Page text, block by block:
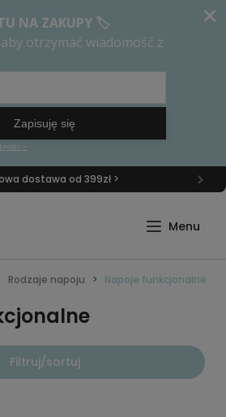
dostawa od 399zł >
Rodzaje napoju Napoje funkcjonalne
Filtruj/sortuj